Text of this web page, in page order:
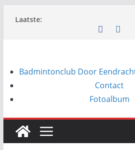
naar
Laatste:
Badmintonclub Door
Contact
Fotoalbum